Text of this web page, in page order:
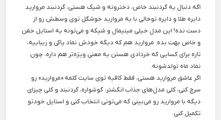
اگه دنبال یه گردنبند خاص، دخترونه و شیک هستی، گردنبند مروارید
دایره طلا و دایره توخالی با یه مروارید خوشگل توی وسطش رو از
دست نده! این مدل خیلی مینیمال و شیکه و می‌تونه یه استایل خفن
و خاص بهت بده. مروارید هم که دیگه خودش نماد پاکی و زیباییه،
تازه برای کسایی که خردادی هستن یه معنی ویژه‌تر هم داره، چون
نماد ماه تولدشونه.
اگر عاشق مروارید هستی، فقط کافیه توی سایت کلمه «مروارید» رو
سرچ کنی، کلی مدل‌های جذاب انگشتر، گوشواره، گردنبند و کلی چیزای
دیگه با مروارید رو می‌بینی که می‌تونی انتخاب کنی و استایل خودتو
تکمیل کنی.